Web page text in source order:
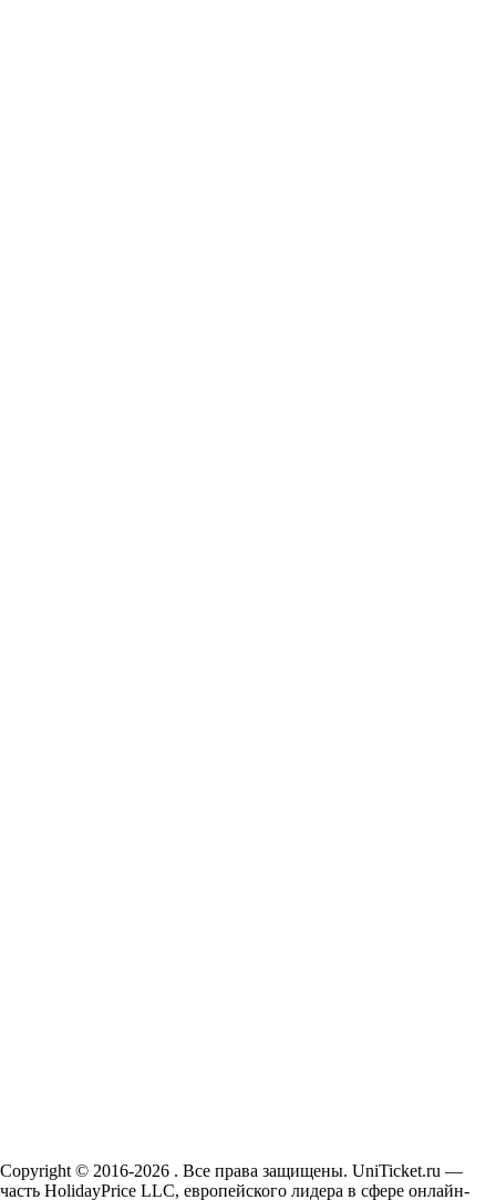
Copyright © 2016-2026 . Все права защищены. UniTicket.ru —
часть HolidayPrice LLC, европейского лидера в сфере онлайн-